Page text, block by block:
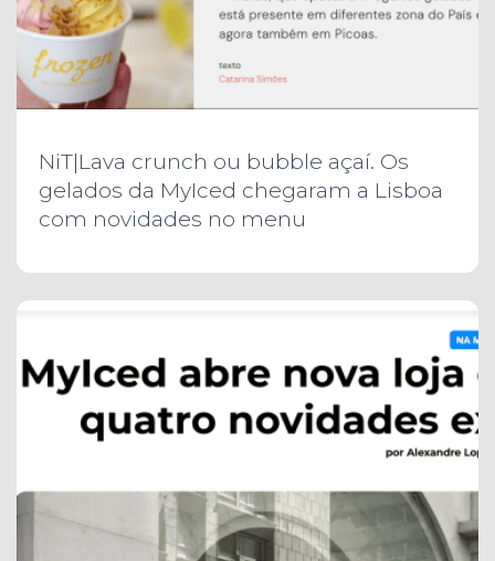
NiT|Lava crunch ou bubble açaí. Os
gelados da MyIced chegaram a Lisboa
com novidades no menu